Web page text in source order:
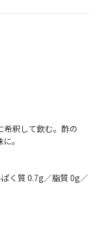
釈して飲む。酢の
。
く質 0.7g／脂質 0g／